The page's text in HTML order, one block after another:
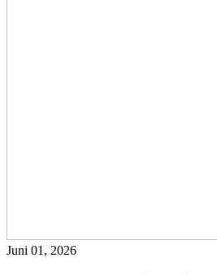
Juni 01, 2026